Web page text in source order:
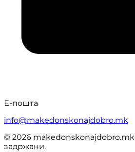
Е-пошта
info@makedonskonajdobro.mk
© 2026
задржани.